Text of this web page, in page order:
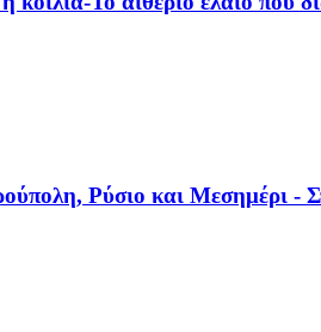
Ρύσιο και Μεσημέρι -